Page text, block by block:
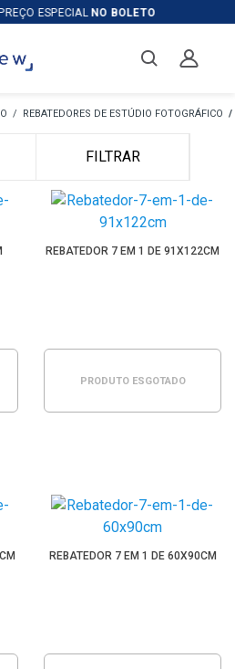
ESPECIALNO BOLETO
REBATEDORES DE ESTÚDIO FOTOGRÁFICO
FILTRAR
REBATEDOR 7 EM 1 DE 91X122CM
PRODUTO ESGOTADO
REBATEDOR 7 EM 1 DE 60X90CM